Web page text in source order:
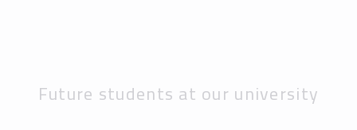
Future students at our university